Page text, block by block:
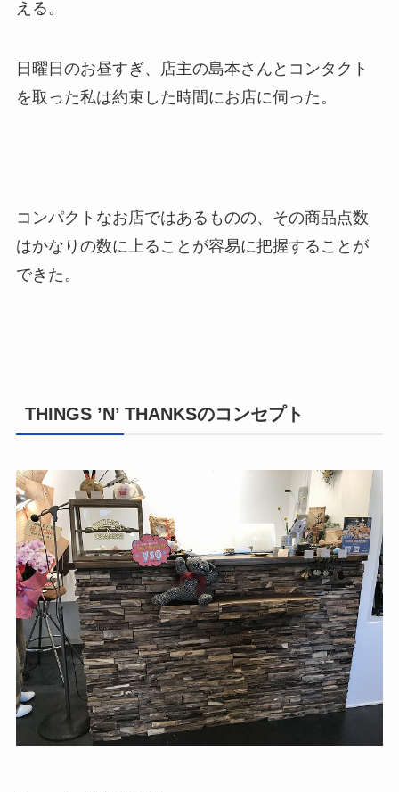
える。
日曜日のお昼すぎ、店主の島本さんとコンタクト
を取った私は約束した時間にお店に伺った。
コンパクトなお店ではあるものの、その商品点数
はかなりの数に上ることが容易に把握することが
できた。
THINGS ’N’ THANKSのコンセプト